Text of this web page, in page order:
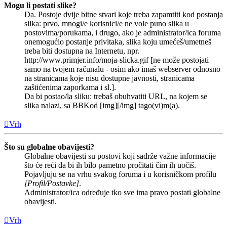
Mogu li postati slike?
Da. Postoje dvije bitne stvari koje treba zapamtiti kod postanja
slika: prvo, mnogi/e korisnici/e ne vole puno slika u
postovima/porukama, i drugo, ako je administrator/ica foruma
onemogućio postanje privitaka, slika koju umećeš/umetneš
treba biti dostupna na Internetu, npr.
http://www.primjer.info/moja-slicka.gif [ne može postojati
samo na tvojem računalu - osim ako imaš webserver odnosno
na stranicama koje nisu dostupne javnosti, stranicama
zaštićenima zaporkama i sl.].
Da bi postao/la sliku: trebaš obuhvatiti URL, na kojem se
slika nalazi, sa BBKod [img][/img] tago(vi)m(a).
Vrh
Što su globalne obavijesti?
Globalne obavijesti su postovi koji sadrže važne informacije
što će reći da bi ih bilo pametno pročitati čim ih uočiš.
Pojavljuju se na vrhu svakog foruma i u korisničkom profilu
[Profil/Postavke].
Administrator/ica određuje tko sve ima pravo postati globalne
obavijesti.
Vrh